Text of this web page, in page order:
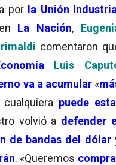
por la Unión
La Nación,
comentaron
Luis
va a acumular «
puede
volvió a defender
de bandas del dólar
. «Queremos